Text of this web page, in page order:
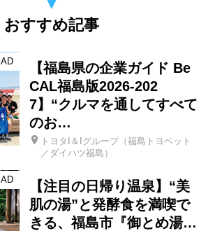
おすすめ記事
AD
【福島県の企業ガイド Be
CAL福島版2026-202
7】“クルマを通してすべて
のお…
トヨタI＆Iグループ（福島トヨペット
／ダイハツ福島）
AD
【注目の日帰り温泉】“美
肌の湯”と発酵食を満喫で
きる、福島市『御とめ湯…